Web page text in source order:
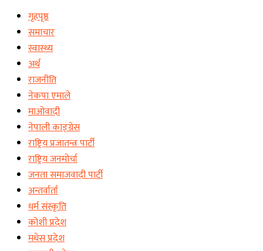
गृहपृष्ठ
समाचार
स्वास्थ्य
अर्थ
राजनीति
नेकपा एमाले
माओवादी
नेपाली काङ्ग्रेस
राष्ट्रिय प्रजातन्त्र पार्टी
राष्ट्रिय जनमोर्चा
जनता समाजवादी पार्टी
अन्तर्वार्ता
धर्म संस्कृति
कोशी प्रदेश
मधेस प्रदेश